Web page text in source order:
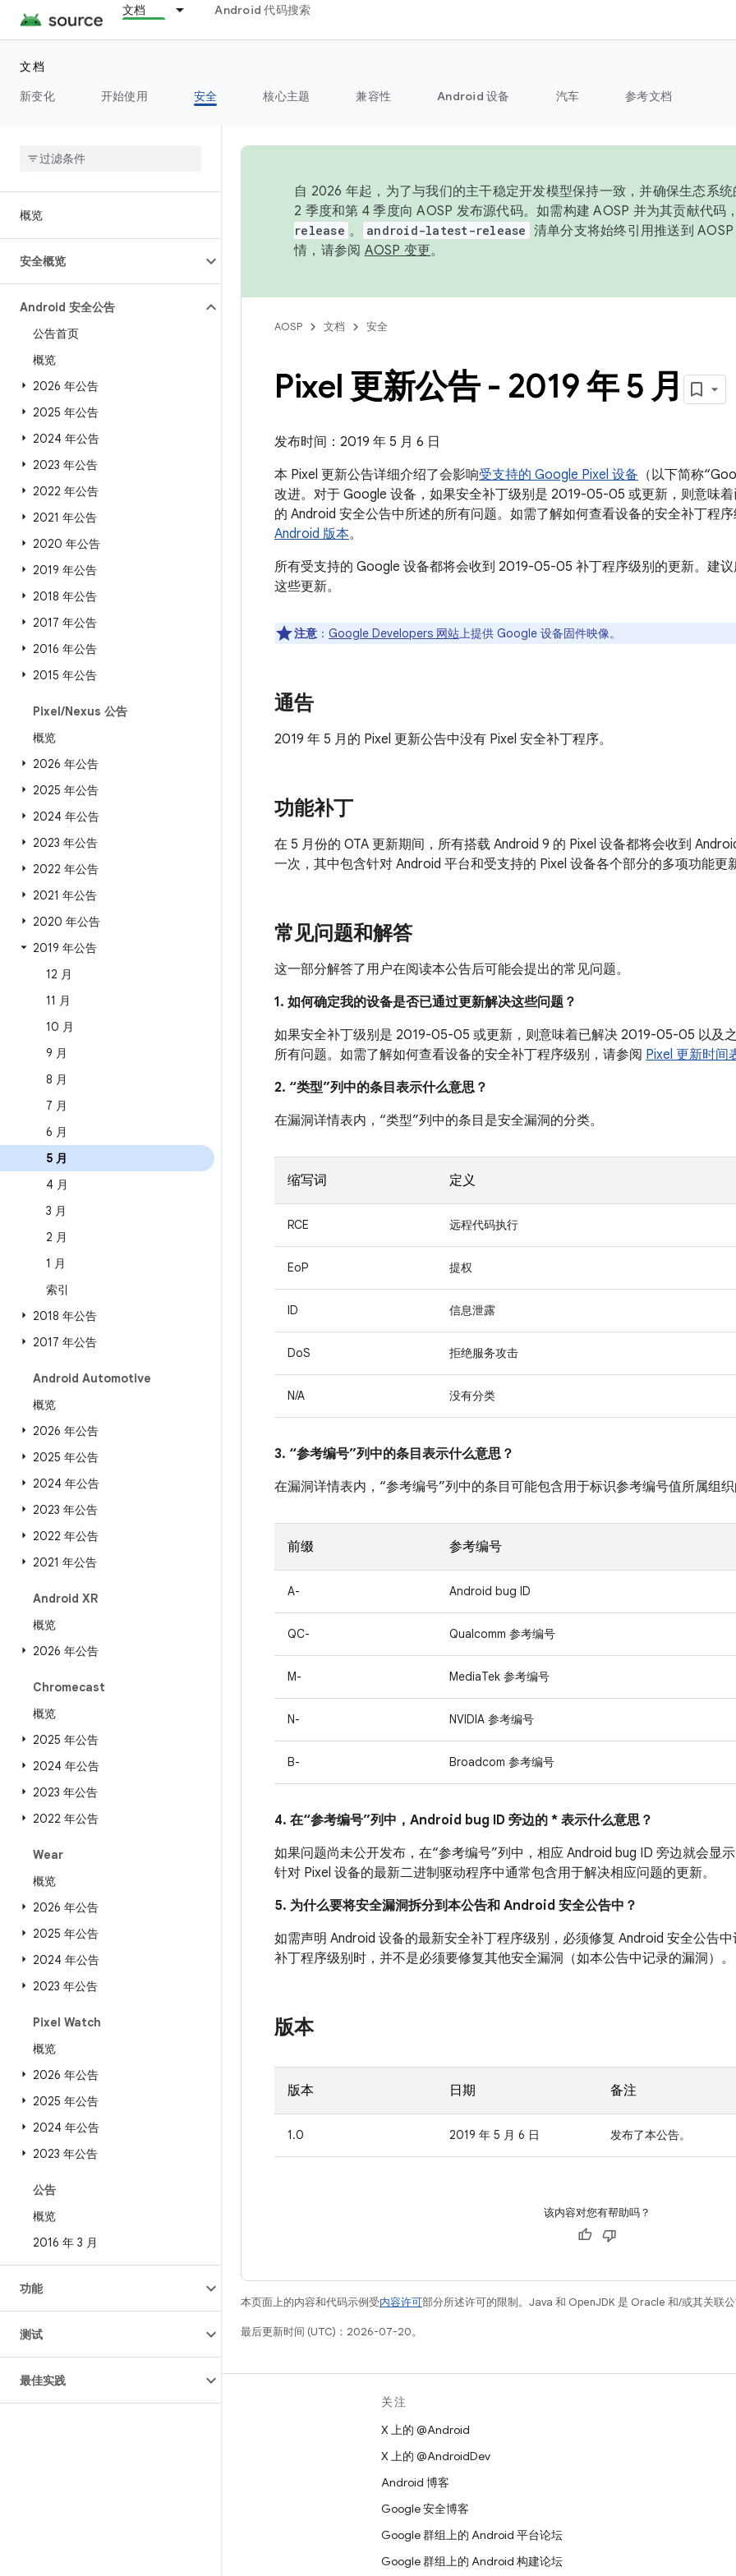
文档 Android 代码搜索
文档
新变化
开始使用 安全 核心主题 兼容性 Android 设备 汽车 参考文档
概览
安全概览
Android 安全公告
公告首页
概览
2026 年公告
2025 年公告
2024 年公告
2023 年公告
2022 年公告
2021 年公告
2020 年公告
2019 年公告
2018 年公告
2017 年公告
2016 年公告
2015 年公告
Pixel/Nexus 公告
概览
2026 年公告
2025 年公告
2024 年公告
2023 年公告
2022 年公告
2021 年公告
2020 年公告
2019 年公告
12 月
11 月
10 月
9 月
8 月
7 月
6 月
5 月
4 月
3 月
2 月
1 月
索引
2018 年公告
2017 年公告
Android Automotive
概览
2026 年公告
2025 年公告
2024 年公告
2023 年公告
2022 年公告
2021 年公告
Android XR
概览
2026 年公告
Chromecast
概览
2025 年公告
2024 年公告
2023 年公告
2022 年公告
Wear
概览
2026 年公告
2025 年公告
2024 年公告
2023 年公告
Pixel Watch
概览
2026 年公告
2025 年公告
2024 年公告
2023 年公告
公告
概览
2016 年 3 月
功能
测试
最佳实践
自 2026 年起，为了与我们的主干稳定开发模型保持一致，并确保生态系
2 季度和第 4 季度向 AOSP 发布源代码。如需构建 AOSP 并为其贡献代码
release 。 android-latest-release 清单分支将始终引用推送到
情，请参阅 AOSP 变更。
AOSP 文档 安全
Pixel 更新公告 - 2019 年 5 月
发布时间：2019 年 5 月 6 日
本 Pixel 更新公告详细介绍了会影响受支持的 Google Pixel 设备 （以下简称
改进。对于 Google 设备，如果安全补丁级别是 2019-05-05 或更新，则意味
的 Android 安全公告中所述的所有问题。如需了解如何查看设备的安全补丁程
Android 版本。
所有受支持的 Google 设备都将会收到 2019-05-05 补丁程序级别的更新。建
这些更新。
注意 ： Google Developers 网站上提供 Google 设备固件映像。
通告
2019 年 5 月的 Pixel 更新公告中没有 Pixel 安全补丁程序。
功能补丁
在 5 月份的 OTA 更新期间，所有搭载 Android 9 的 Pixel 设备都将会收到
一次，其中包含针对 Android 平台和受支持的 Pixel 设备各个部分的多项功能更
常见问题和解答
这一部分解答了用户在阅读本公告后可能会提出的常见问题。
1. 如何确定我的设备是否已通过更新解决这些问题？
如果安全补丁级别是 2019-05-05 或更新，则意味着已解决 2019-05-05 以及
所有问题。如需了解如何查看设备的安全补丁程序级别，请参阅 Pixel 更新时间
2. “类型”列中的条目表示什么意思？
在漏洞详情表内，“类型”列中的条目是安全漏洞的分类。
缩写词 定义
RCE 远程代码执行
EoP 提权
ID 信息泄露
DoS 拒绝服务攻击
N/A 没有分类
3. “参考编号”列中的条目表示什么意思？
在漏洞详情表内，“参考编号”列中的条目可能包含用于标识参考编号值所属组
前缀 参考编号
A- Android bug ID
QC- Qualcomm 参考编号
M- MediaTek 参考编号
N- NVIDIA 参考编号
B- Broadcom 参考编号
4. 在“参考编号”列中，Android bug ID 旁边的 * 表示什么意思？
如果问题尚未公开发布，在“参考编号”列中，相应 Android bug ID 旁边就会显
针对 Pixel 设备的最新二进制驱动程序中通常包含用于解决相应问题的更新。
5. 为什么要将安全漏洞拆分到本公告和 Android 安全公告中？
如需声明 Android 设备的最新安全补丁程序级别，必须修复 Android 安全公告
补丁程序级别时，并不是必须要修复其他安全漏洞（如本公告中记录的漏洞）。
版本
版本 日期 备注
1.0 2019 年 5 月 6 日 发布了本公告。
该内容对您有帮助吗？
本页面上的内容和代码示例受内容许可部分所述许可的限制。Java 和 OpenJDK 是 Oracle 和/或其关联
最后更新时间 (UTC)：2026-07-20。
构建
关注
X 上的 @Android
X 上的 @AndroidDev
Android 博客
Google 安全博客
Google 群组上的 Android 平台论坛
Google 群组上的 Android 构建论坛